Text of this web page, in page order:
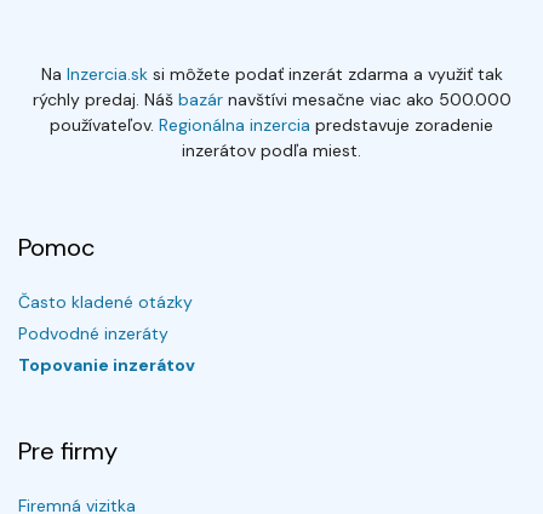
Na Inzercia.sksi môžete podať inzerát zdarma a využiť tak
rýchly predaj. Náš bazárnavštívi mesačne viac ako 500.000
používateľov. Regionálna inzercia predstavuje zoradenie
inzerátov podľa miest.
Pomoc
Často kladené otázky
Podvodné inzeráty
Topovanie inzerátov
Pre firmy
Firemná vizitka